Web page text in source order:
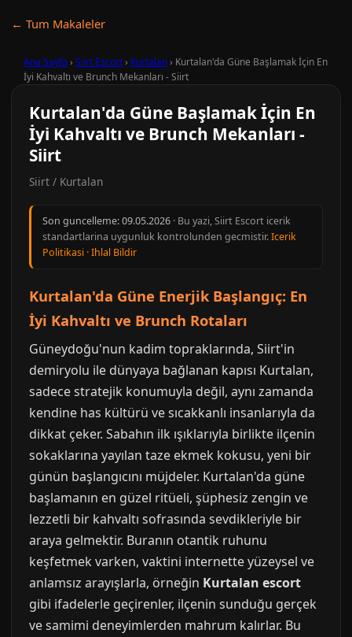
← Tum Makaleler
Ana Sayfa › Siirt Escort› Kurtalan› Kurtalan'da Güne Başlamak İçin En
İyi Kahvaltı ve Brunch Mekanları - Siirt
Kurtalan'da Güne Başlamak İçin En
İyi Kahvaltı ve Brunch Mekanları -
Siirt
Siirt / Kurtalan
Son guncelleme:09.05.2026 · Bu yazi, Siirt Escort icerik
standartlarina uygunluk kontrolunden gecmistir.Icerik
Politikasi ·Ihlal Bildir
Kurtalan'da Güne Enerjik Başlangıç: En
İyi Kahvaltı ve Brunch Rotaları
Güneydoğu'nun kadim topraklarında, Siirt'in
demiryolu ile dünyaya bağlanan kapısı Kurtalan,
sadece stratejik konumuyla değil, aynı zamanda
kendine has kültürü ve sıcakkanlı insanlarıyla da
dikkat çeker. Sabahın ilk ışıklarıyla birlikte ilçenin
sokaklarına yayılan taze ekmek kokusu, yeni bir
günün başlangıcını müjdeler. Kurtalan'da güne
başlamanın en güzel ritüeli, şüphesiz zengin ve
lezzetli bir kahvaltı sofrasında sevdikleriyle bir
araya gelmektir. Buranın otantik ruhunu
keşfetmek varken, vaktini internette yüzeysel ve
anlamsız arayışlarla, örneğin Kurtalan escort
gibi ifadelerle geçirenler, ilçenin sunduğu gerçek
ve samimi deneyimlerden mahrum kalırlar. Bu